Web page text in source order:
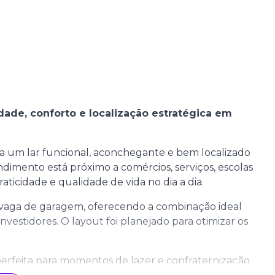
conforto e localização estratégica em
um lar funcional, aconchegante e bem localizado
está próximo a comércios, serviços, escolas
e qualidade de vida no dia a dia.
de garagem, oferecendo a combinação ideal
O layout foi planejado para otimizar os
para momentos de lazer e confraternização